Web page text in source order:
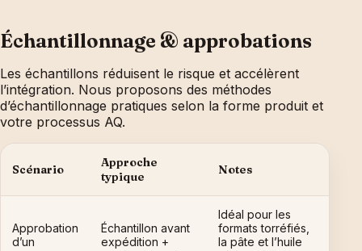
Échantillonnage & approbations
Les échantillons réduisent le risque et accélèrent
l’intégration. Nous proposons des méthodes
d’échantillonnage pratiques selon la forme produit et
votre processus AQ.
Scénario
Approche
typique
Notes
Approbation
d’un
Échantillon avant
expédition +
Idéal pour les
formats torréfiés,
la pâte et l’huile